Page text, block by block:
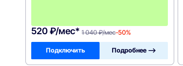
520 ₽/мес* 1 040 ₽/мес-50%
Подключить Подробнее —>